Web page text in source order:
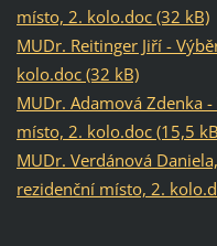
místo, 2. kolo.doc (32 kB)
MUDr. Reitinger Jiří -
kolo.doc (32 kB)
MUDr. Adamová Zdenka
místo, 2. kolo.doc (15,5
MUDr. Verdánová
rezidenční místo, 2.